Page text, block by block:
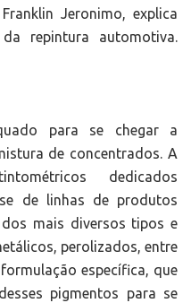
Jeronimo, explica
repintura automotiva.
para se chegar a
de concentrados. A
dedicados
de linhas de produtos
mais diversos tipos e
perolizados, entre
específica, que
pigmentos para se